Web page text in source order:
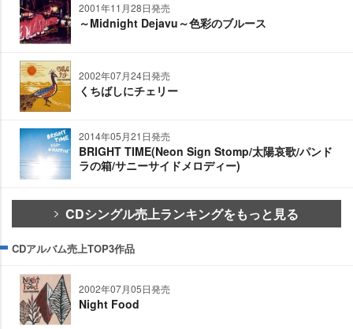
2001年11月28日発売
～Midnight Dejavu～色彩のブルース
2002年07月24日発売
くちばしにチェリー
2014年05月21日発売
BRIGHT TIME(Neon Sign Stomp/太陽哀歌/パンド
ラの箱/サニーサイドメロディー)
CDシングル売上ランキングをもっと見る
CDアルバム売上TOP3作品
2002年07月05日発売
Night Food